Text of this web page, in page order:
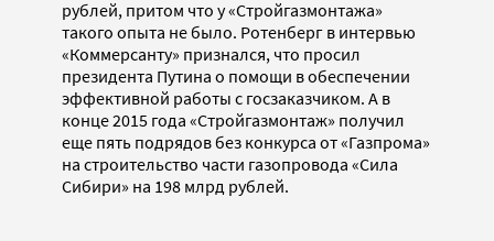
рублей, притом что у «Стройгазмонтажа»
такого опыта не было. Ротенберг в интервью
«Коммерсанту» признался, что просил
президента Путина о помощи в обеспечении
эффективной работы с госзаказчиком. А в
конце 2015 года «Стройгазмонтаж» получил
еще пять подрядов без конкурса от «Газпрома»
на строительство части газопровода «Сила
Сибири» на 198 млрд рублей.